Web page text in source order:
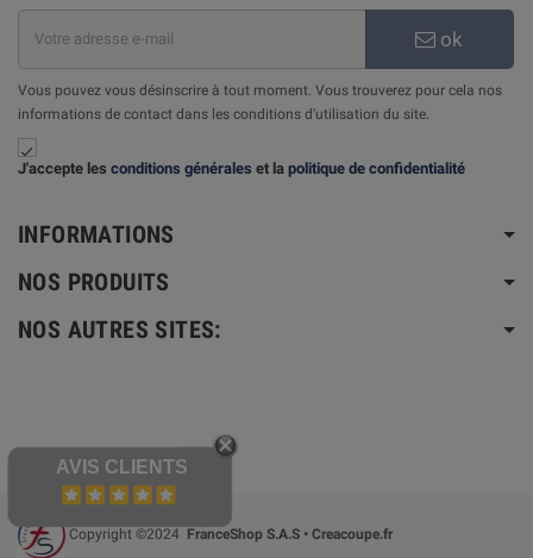
ok
Vous pouvez vous désinscrire à tout moment. Vous trouverez pour cela nos
informations de contact dans les conditions d'utilisation du site.

J'accepte les conditions générales et la politique de confidentialité
INFORMATIONS
NOS PRODUITS
NOS AUTRES SITES:
AVIS CLIENTS
Copyright ©2024 FranceShop S.A.S • Creacoupe.fr